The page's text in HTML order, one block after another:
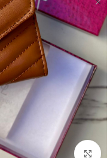
Click to enlarge